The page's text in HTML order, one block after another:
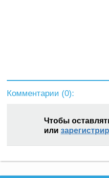
Комментарии (0):
Чтобы
или